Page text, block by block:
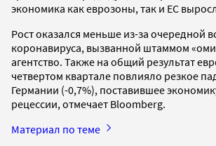
экономика как еврозоны, так и ЕС
Рост оказался меньше из-за очередной
коронавируса, вызванной штаммом
агентство. Также на общий результат
четвертом квартале повлияло резкое
Германии (-0,7%), поставившее
рецессии, отмечает Bloomberg.
Материал по теме